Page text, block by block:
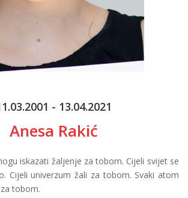
- 13.04.2021
Anesa Rakić
iskazati žaljenje za tobom. Cijeli svijet se
Cijeli univerzum žali za tobom. Svaki atom
tobom.